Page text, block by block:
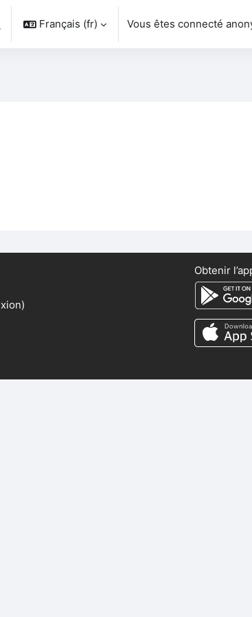
désactiver la saisie de recherche
Français ‎(fr)‎ Vous êtes connecté
)
Obtenir